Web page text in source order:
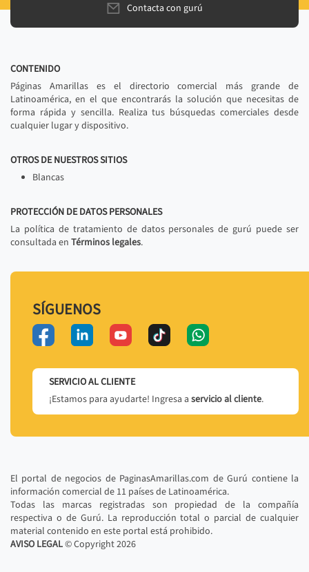
Contacta con gurú
CONTENIDO
Páginas Amarillas es el directorio comercial más grande de
Latinoamérica, en el que encontrarás la solución que necesitas de
forma rápida y sencilla. Realiza tus búsquedas comerciales desde
cualquier lugar y dispositivo.
OTROS DE NUESTROS SITIOS
Blancas
PROTECCIÓN DE DATOS PERSONALES
La política de tratamiento de datos personales de gurú puede ser
consultada en Términos legales.
SÍGUENOS
SERVICIO AL CLIENTE
¡Estamos para ayudarte! Ingresa a servicio al cliente.
El portal de negocios de PaginasAmarillas.com de Gurú contiene la
información comercial de 11 países de Latinoamérica.
Todas las marcas registradas son propiedad de la compañía
respectiva o de Gurú. La reproducción total o parcial de cualquier
material contenido en este portal está prohibido.
AVISO LEGAL© Copyright2026